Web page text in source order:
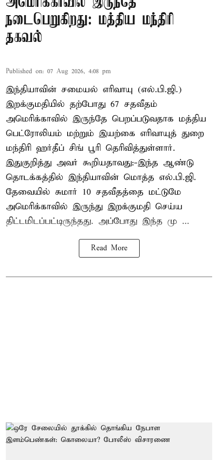
நடைபெறுகிறது: மத்திய மந்திரி
தகவல்
Published on: 07 Aug 2026, 4:08 pm
இந்தியாவின் சமையல் எரிவாயு (எல்.பி.ஜி.)
இறக்குமதியில் தற்போது 67 சதவீதம்
அமெரிக்காவில் இருந்தே பெறப்படுவதாக மத்திய
பெட்ரோலியம் மற்றும் இயற்கை எரிவாயுத் துறை
மந்திரி ஹர்தீப் சிங் பூரி தெரிவித்துள்ளார்.
இதுகுறித்து அவர் கூறியதாவது:-இந்த ஆண்டு
தொடக்கத்தில் இந்தியாவின் மொத்த எல்.பி.ஜி.
தேவையில் சுமார் 10 சதவீதத்தை மட்டுமே
அமெரிக்காவில் இருந்து இறக்குமதி செய்ய
திட்டமிடப்பட்டிருந்தது. அப்போது இந்த மு ...
Read More